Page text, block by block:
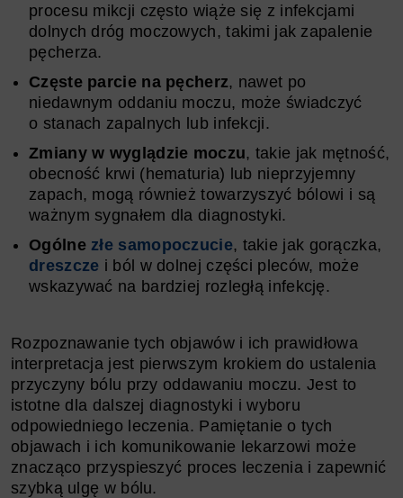
procesu mikcji często wiąże się z infekcjami
dolnych dróg moczowych, takimi jak zapalenie
pęcherza.
Częste parcie na pęcherz, nawet po
niedawnym oddaniu moczu, może świadczyć
o stanach zapalnych lub infekcji.
Zmiany w wyglądzie moczu, takie jak mętność,
obecność krwi (hematuria) lub nieprzyjemny
zapach, mogą również towarzyszyć bólowi i są
ważnym sygnałem dla diagnostyki.
Ogólne złe samopoczucie, takie jak gorączka,
dreszcze i ból w dolnej części pleców, może
wskazywać na bardziej rozległą infekcję.
Rozpoznawanie tych objawów i ich prawidłowa
interpretacja jest pierwszym krokiem do ustalenia
przyczyny bólu przy oddawaniu moczu. Jest to
istotne dla dalszej diagnostyki i wyboru
odpowiedniego leczenia. Pamiętanie o tych
objawach i ich komunikowanie lekarzowi może
znacząco przyspieszyć proces leczenia i zapewnić
szybką ulgę w bólu.